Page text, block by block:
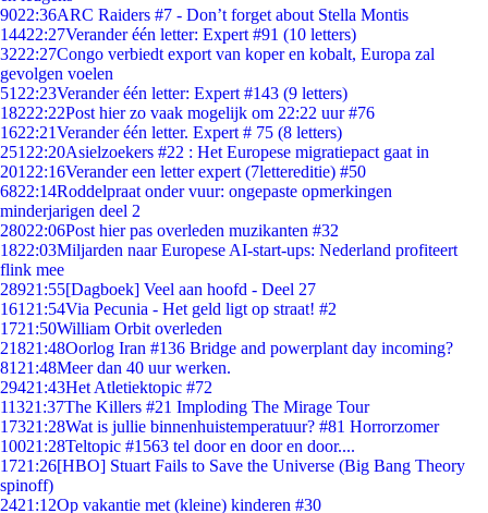
9022:36ARC Raiders #7 - Don’t forget about Stella Montis
14422:27Verander één letter: Expert #91 (10 letters)
3222:27Congo verbiedt export van koper en kobalt, Europa zal
gevolgen voelen
51 22:23Verander één letter: Expert #143 (9 letters)
18222:22Post hier zo vaak mogelijk om 22:22 uur #76
1622:21Verander één letter. Expert # 75 (8 letters)
251 22:20Asielzoekers #22 : Het Europese migratiepact gaat in
201 22:16Verander een letter expert (7lettereditie) #50
6822:14Roddelpraat onder vuur: ongepaste opmerkingen
minderjarigen deel 2
28022:06Post hier pas overleden muzikanten #32
1822:03Miljarden naar Europese AI-start-ups: Nederland profiteert
flink mee
28921:55[Dagboek] Veel aan hoofd - Deel 27
161 21:54Via Pecunia - Het geld ligt op straat! #2
1721:50William Orbit overleden
21821:48Oorlog Iran #136 Bridge and powerplant day incoming?
81 21:48Meer dan 40 uur werken.
29421:43Het Atletiektopic #72
11321:37The Killers #21 Imploding The Mirage Tour
17321:28Wat is jullie binnenhuistemperatuur? #81 Horrorzomer
10021:28Teltopic #1563 tel door en door en door....
1721:26[HBO] Stuart Fails to Save the Universe (Big Bang Theory
spinoff)
2421:12Op vakantie met (kleine) kinderen #30